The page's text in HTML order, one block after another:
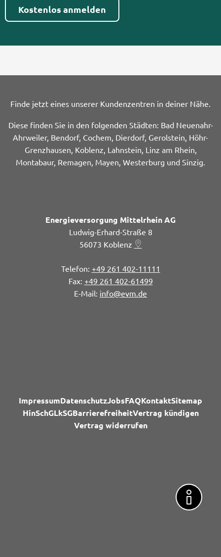
Kostenlos anmelden
Finde jetzt eines unserer Kundenzentren in deiner Nähe.
Diese finden Sie in den folgenden Städten: Bad Neuenahr-
Ahrweiler, Bendorf, Cochem, Dierdorf, Gerolstein, Höhr-
Grenzhausen, Koblenz, Lahnstein, Linz am Rhein,
Montabaur, Remagen, Mayen, Westerburg und Sinzig.
Energieversorgung Mittelrhein AG
Ludwig-Erhard-Straße 8
56073 Koblenz
+49 261 402-11111
+49 261 402-61499
info@evm.de
ImpressumDatenschutzJobsFAQKontaktSitemap
HinSchGLkSGBarrierefreiheitVertrag kündigen
Vertrag widerrufen